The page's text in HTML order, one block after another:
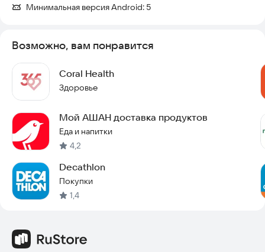
Минимальная версия Android: 5
Возможно, вам понравится
Coral Health
Здоровье
Мой АШАН доставка продуктов
Еда и напитки
4,2
Decathlon
Покупки
1,4